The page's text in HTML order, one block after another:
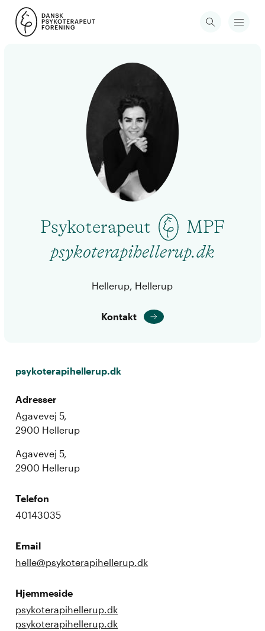
Psykoterapeut
MPF
psykoterapihellerup.dk
Hellerup, Hellerup
Kontakt
psykoterapihellerup.dk
Adresser
Agavevej 5,
2900 Hellerup
Agavevej 5,
2900 Hellerup
Telefon
40143035
Email
helle@psykoterapihellerup.dk
Hjemmeside
psykoterapihellerup.dk
psykoterapihellerup.dk